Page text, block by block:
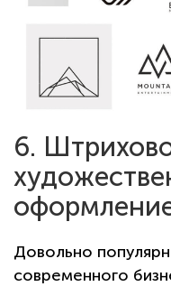
6.
Довольно
современного